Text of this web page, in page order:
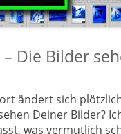
Die Bilder
ändert sich
Deiner Bilder?
was vermutlich